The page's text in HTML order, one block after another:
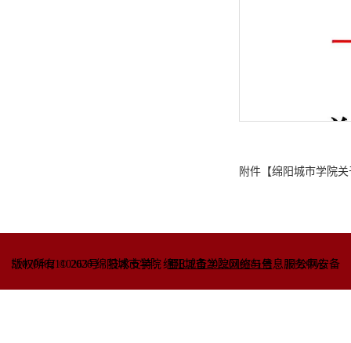
附件【绵阳城市学院
版权所有 © 2020 绵阳城市学院蜀ICP备2022010781号 川公网安备
51070402110263号技术支持：绵阳城市学院网络与信息服务中心